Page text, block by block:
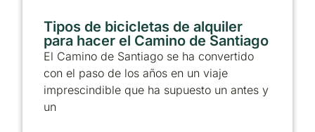
Tipos de bicicletas de alquiler
para hacer el Camino de Santiago
El Camino de Santiago se ha convertido
con el paso de los años en un viaje
imprescindible que ha supuesto un antes y
un